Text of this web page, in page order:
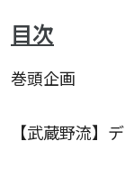
目次
巻頭企画
【武蔵野流】